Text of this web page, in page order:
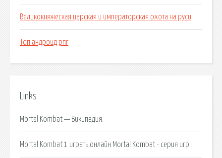
Великокняжеская царская и императорская охота на руси
Топ андроид рпг
Links
Mortal Kombat — Википедия.
Mortal Kombat 1 играть онлайн Mortal Kombat - серия игр.